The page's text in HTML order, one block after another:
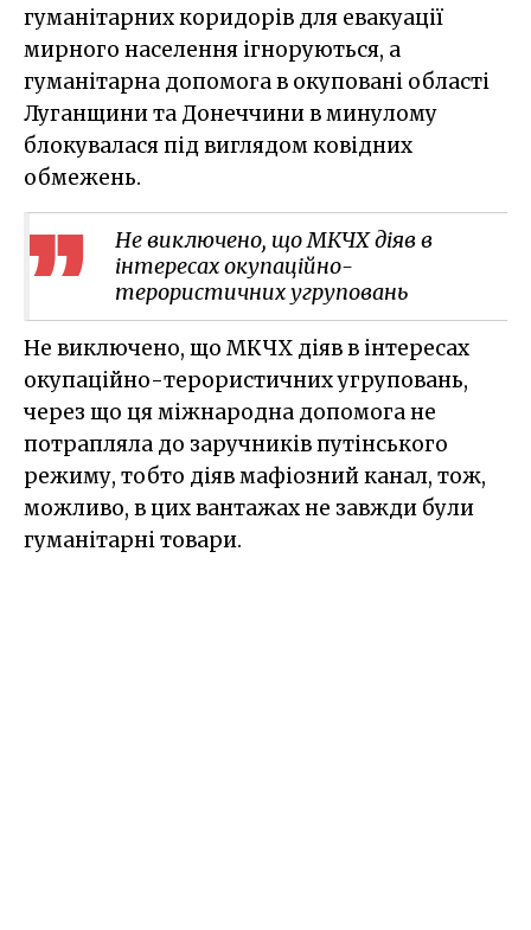
гуманітарних коридорів для евакуації
мирного населення ігноруються, а
гуманітарна допомога в окуповані області
Луганщини та Донеччини в минулому
блокувалася під виглядом ковідних
обмежень.
Не виключено, що МКЧХ діяв в
інтересах окупаційно-
терористичних угруповань
Не виключено, що МКЧХ діяв в інтересах
окупаційно-терористичних угруповань,
через що ця міжнародна допомога не
потрапляла до заручників путінського
режиму, тобто діяв мафіозний канал, тож,
можливо, в цих вантажах не завжди були
гуманітарні товари.